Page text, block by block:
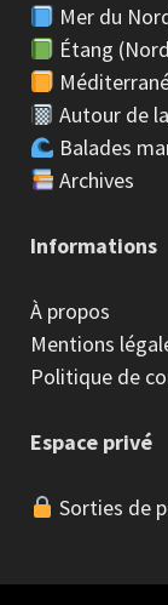
Mer du
Étang
Autour de
Balades
Archives
Informations
À propos
Mentions
Politique de
Espace privé
Sorties de